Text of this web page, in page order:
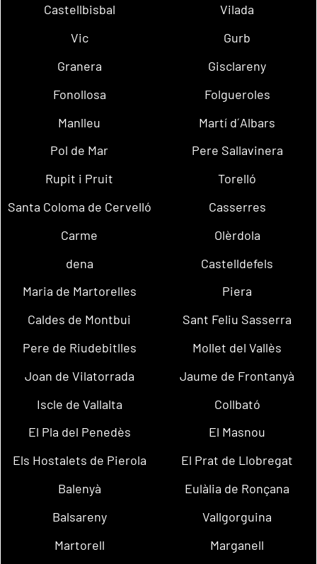
Castellbisbal
Vilada
Vic
Gurb
Granera
Gisclareny
Fonollosa
Folgueroles
Manlleu
Martí d´Albars
Pol de Mar
Pere Sallavinera
Rupit i Pruit
Torelló
Santa Coloma de Cervelló
Casserres
Carme
Olèrdola
dena
Castelldefels
Maria de Martorelles
Piera
Caldes de Montbui
Sant Feliu Sasserra
Pere de Riudebitlles
Mollet del Vallès
Joan de Vilatorrada
Jaume de Frontanyà
Iscle de Vallalta
Collbató
El Pla del Penedès
El Masnou
Els Hostalets de Pierola
El Prat de Llobregat
Balenyà
Eulàlia de Ronçana
Balsareny
Vallgorguina
Martorell
Marganell